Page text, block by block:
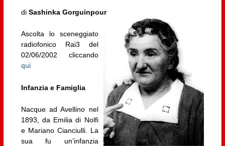
di Sashinka Gorguinpour
Ascolta lo sceneggiato
radiofonico Rai3 del
02/06/2002 cliccando
qui
Infanzia e Famiglia
Nacque ad Avellino nel
1893, da Emilia di Nolfi
e Mariano Cianciulli. La
sua fu un’infanzia